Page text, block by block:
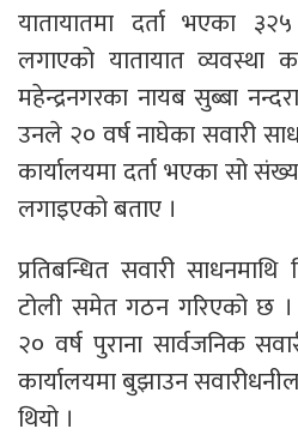
यातायातमा दर्ता भएका
लगाएको यातायात व्यवस्था
महेन्द्रनगरका नायब सुब्बा
उनले २० वर्ष नाघेका सवारी
कार्यालयमा दर्ता भएका सो
लगाइएको बताए ।
प्रतिबन्धित सवारी
टोली समेत गठन गरिएको छ
२० वर्ष पुराना सार्वजनिक
कार्यालयमा बुझाउन
थियो ।